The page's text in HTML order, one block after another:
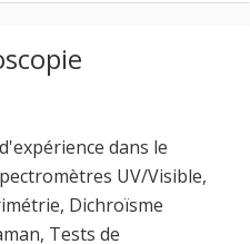
dans le
UV/Visible,
Dichroïsme
Tests de